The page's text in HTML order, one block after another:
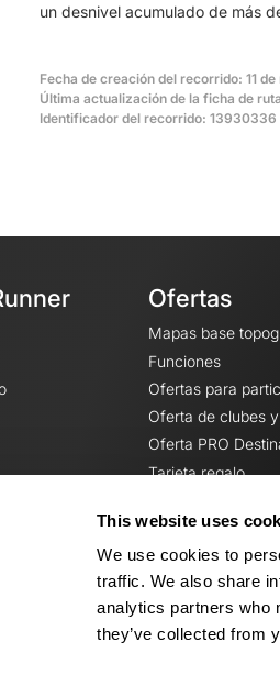
This website uses
We use cookies to
traffic. We also share
analytics partners who
they’ve collected from
un desnivel acumulado de más
Fecha de creación del recorrido: 11
Última actualización de la ficha de
Identificador del recorrido: 13930336
Ofertas
Mapas base
Funciones
Ofertas para
Oferta de clubes
Oferta PRO
Tarjeta regalo